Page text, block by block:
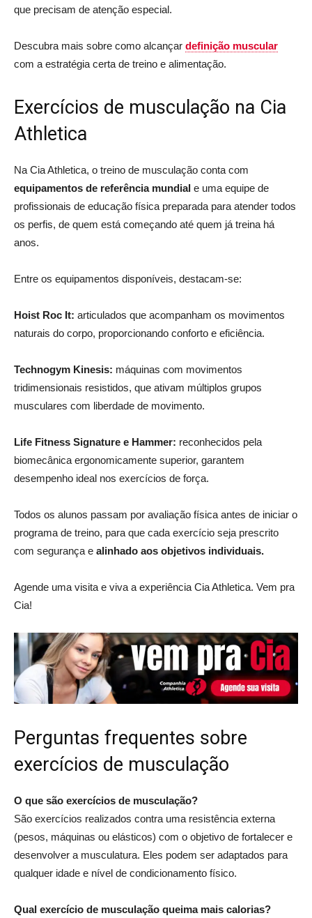
que precisam de atenção especial.
Descubra mais sobre como alcançar definição muscular
com a estratégia certa de treino e alimentação.
Exercícios de musculação na Cia
Athletica
Na Cia Athletica, o treino de musculação conta com
equipamentos de referência mundial e uma equipe de
profissionais de educação física preparada para atender todos
os perfis, de quem está começando até quem já treina há
anos.
Entre os equipamentos disponíveis, destacam-se:
Hoist Roc It: articulados que acompanham os movimentos
naturais do corpo, proporcionando conforto e eficiência.
Technogym Kinesis: máquinas com movimentos
tridimensionais resistidos, que ativam múltiplos grupos
musculares com liberdade de movimento.
Life Fitness Signature e Hammer: reconhecidos pela
biomecânica ergonomicamente superior, garantem
desempenho ideal nos exercícios de força.
Todos os alunos passam por avaliação física antes de iniciar o
programa de treino, para que cada exercício seja prescrito
com segurança e alinhado aos objetivos individuais.
Agende uma visita e viva a experiência Cia Athletica. Vem pra
Cia!
Perguntas frequentes sobre
exercícios de musculação
O que são exercícios de musculação?
São exercícios realizados contra uma resistência externa
(pesos, máquinas ou elásticos) com o objetivo de fortalecer e
desenvolver a musculatura. Eles podem ser adaptados para
qualquer idade e nível de condicionamento físico.
Qual exercício de musculação queima mais calorias?